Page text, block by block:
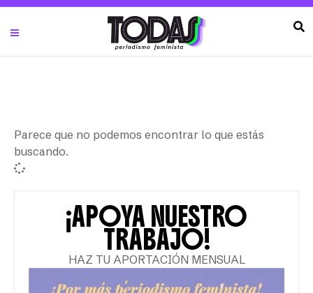
Parece que no podemos encontrar lo que estás
buscando.
¡APOYA NUESTRO
TRABAJO!
HAZ TU APORTACIÓN MENSUAL